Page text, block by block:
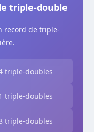
triple-double
record de triple-
triple-doubles
triple-doubles
triple-doubles